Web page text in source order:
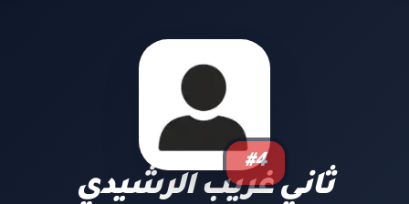
#4
ثاني غريب الرشيدي